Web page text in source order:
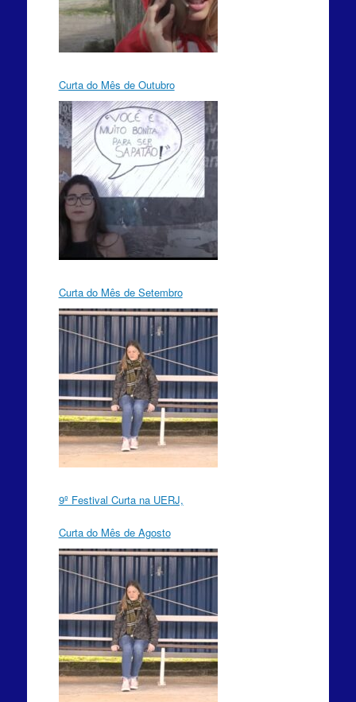
Curta do Mês de Outubro
Curta do Mês de Setembro
9º Festival Curta na UERJ,
Curta do Mês de Agosto